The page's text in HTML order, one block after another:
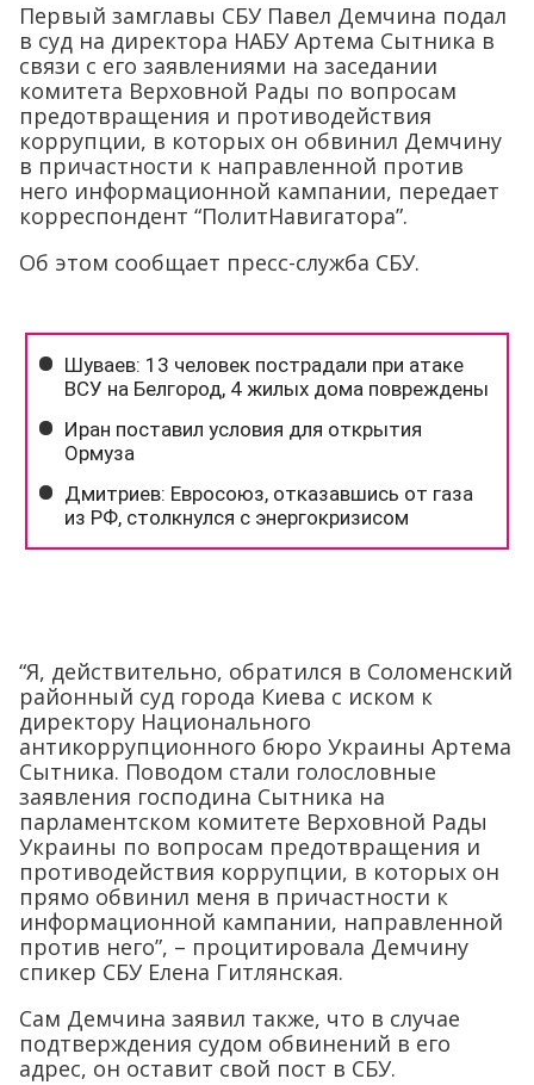
Первый замглавы СБУ Павел Демчина подал
в суд на директора НАБУ Артема Сытника в
связи с его заявлениями на заседании
комитета Верховной Рады по вопросам
предотвращения и противодействия
коррупции, в которых он обвинил Демчину
в причастности к направленной против
него информационной кампании, передает
корреспондент “ПолитНавигатора”.
Об этом сообщает пресс-служба СБУ.
“Я, действительно, обратился в Соломенский
районный суд города Киева с иском к
директору Национального
антикоррупционного бюро Украины Артема
Сытника. Поводом стали голословные
заявления господина Сытника на
парламентском комитете Верховной Рады
Украины по вопросам предотвращения и
противодействия коррупции, в которых он
прямо обвинил меня в причастности к
информационной кампании, направленной
против него”, – процитировала Демчину
спикер СБУ Елена Гитлянская.
Сам Демчина заявил также, что в случае
подтверждения судом обвинений в его
адрес, он оставит свой пост в СБУ.